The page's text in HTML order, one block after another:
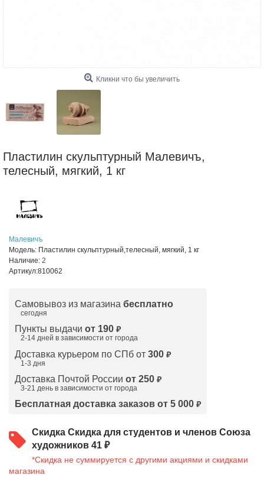
Кликни что бы увеличить
Пластилин скульптурный Малевичъ,
телесный, мягкий, 1 кг
Малевичъ
Модель: Пластилин скульптурный,телесный, мягкий, 1 кг
Наличие: 2
Артикул:810062
Самовывоз из магазина бесплатно
сегодня
Пункты выдачи от 190 ₽
2-14 дней в зависимости от города
Доставка курьером по СПб от 300 ₽
1-3 дня
Доставка Почтой России от 250 ₽
3-21 день в зависимости от города
Бесплатная доставка заказов от 5 000 ₽
Скидка Скидка для студентов и членов Союза
художников 41 ₽
*Скидка не суммируется с другими акциями и скидками
магазина